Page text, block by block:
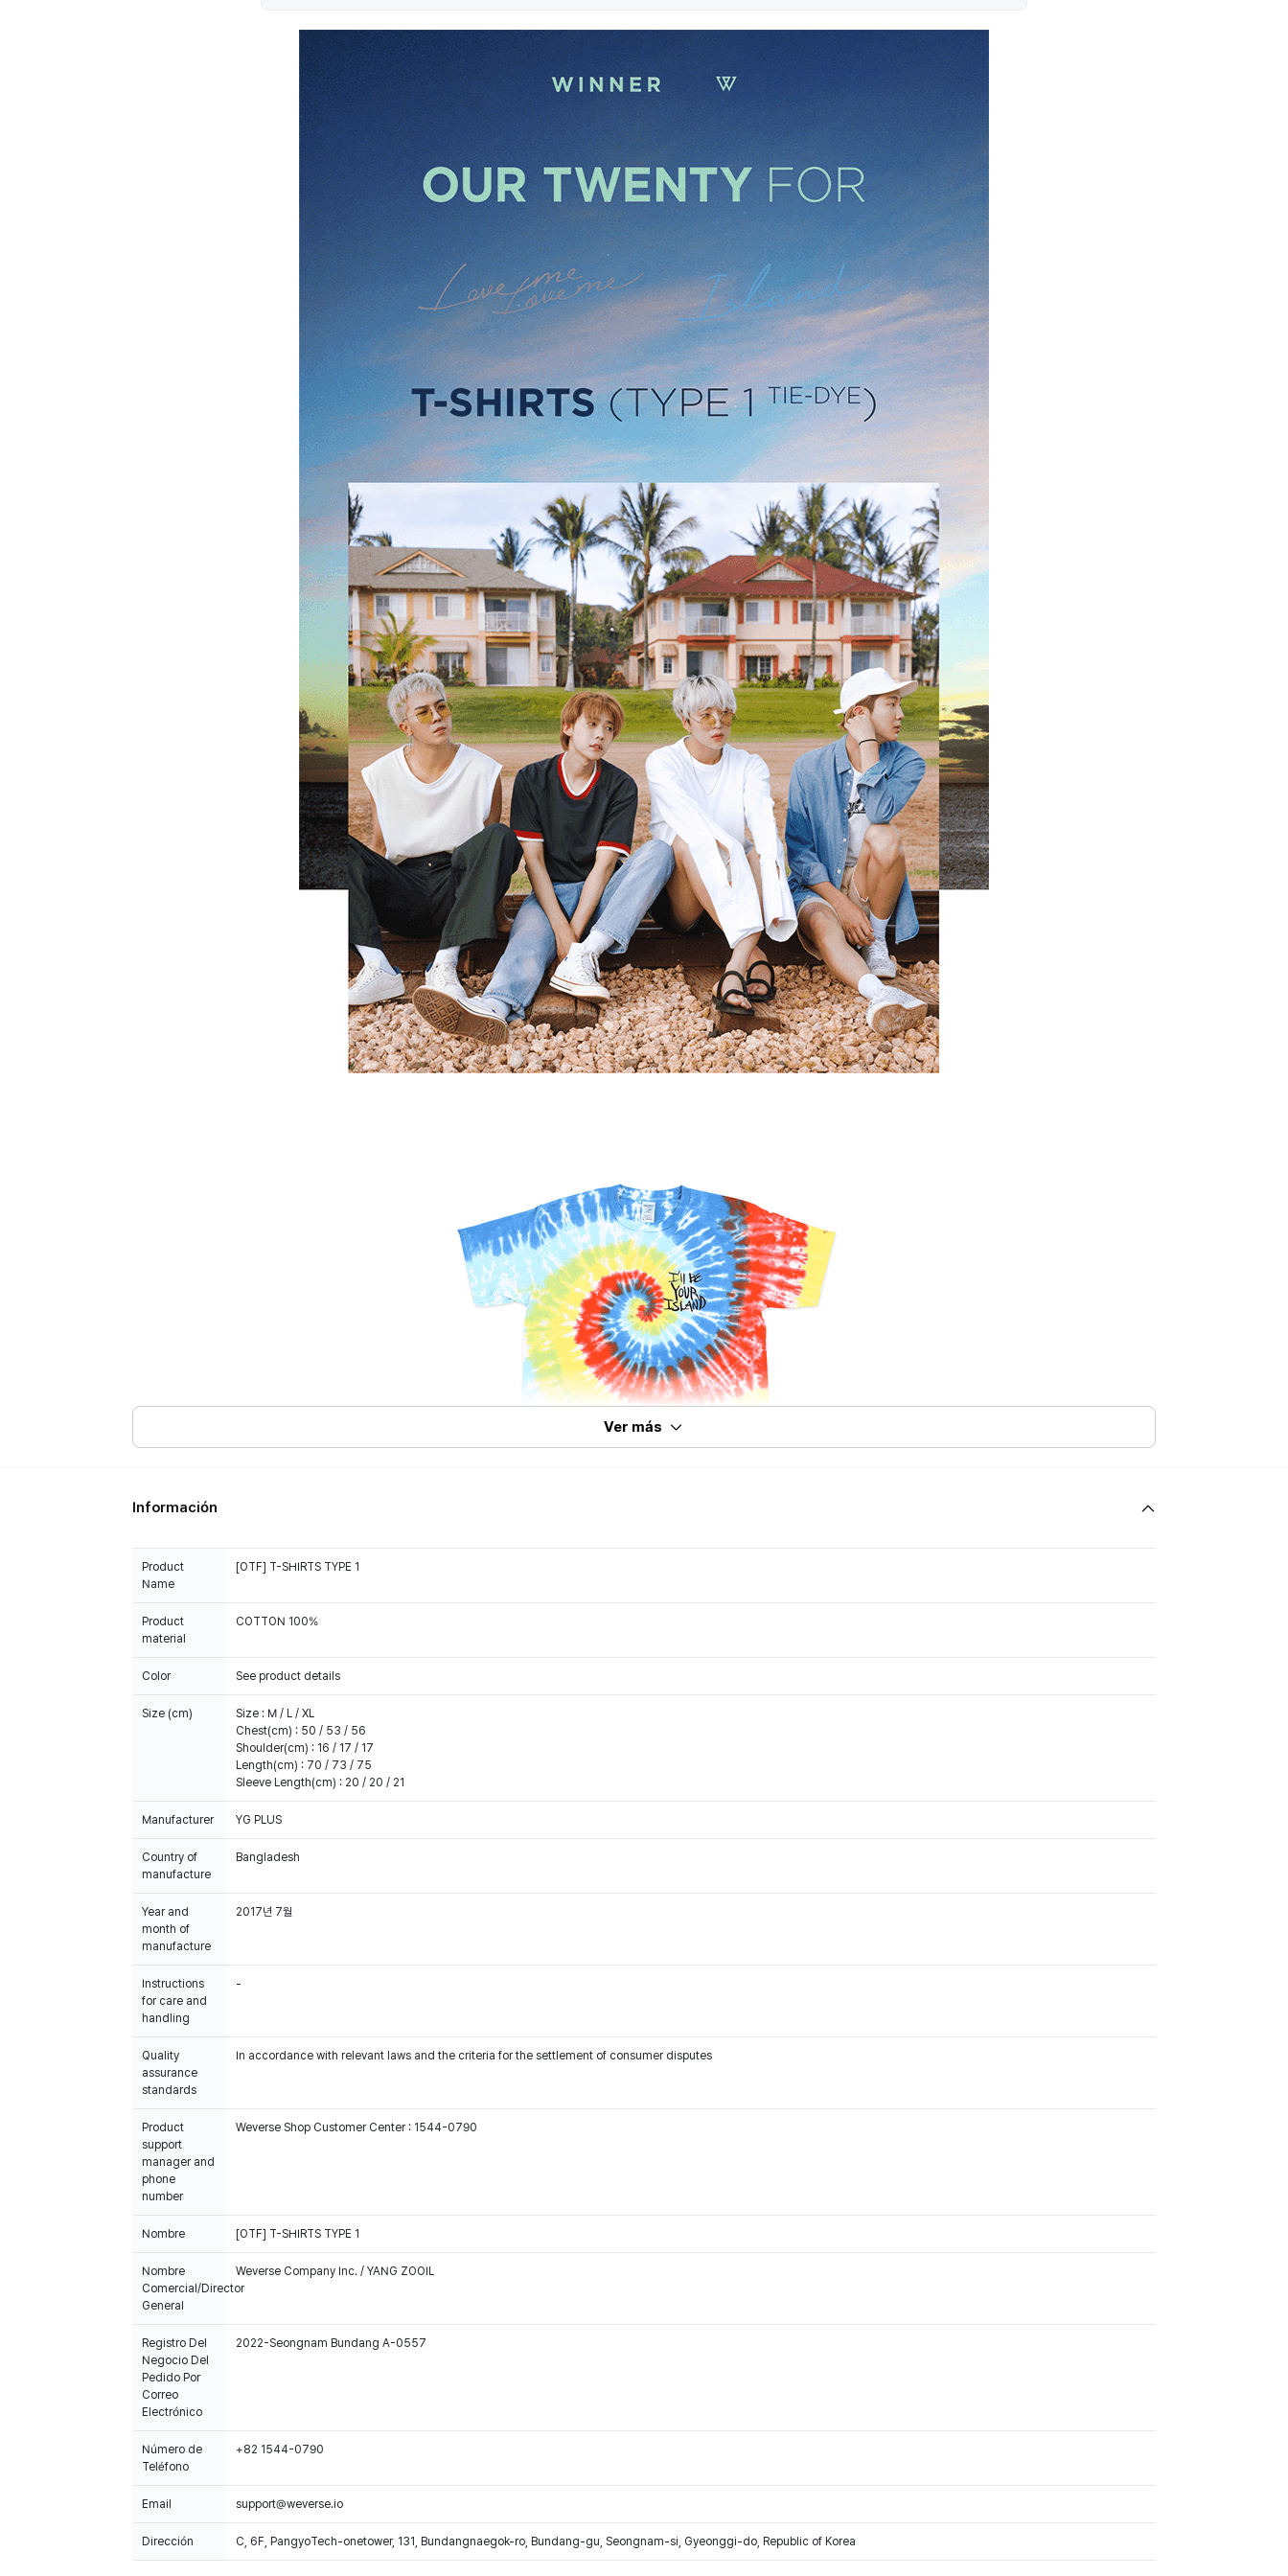
Ver más
Información
Product
Name
[OTF] T-SHIRTS TYPE 1
Product
material
COTTON 100%
Color See product details
Size (cm)
Size : M / L / XL
Chest(cm) : 50 / 53 / 56
Shoulder(cm) : 16 / 17 / 17
Length(cm) : 70 / 73 / 75
Sleeve Length(cm) : 20 / 20 / 21
Manufacturer YG PLUS
Country of
manufacture
Bangladesh
Year and
month of
manufacture
2017년 7월
Instructions
for care and
handling
-
Quality
assurance
standards
In accordance with relevant laws and the criteria for the settlement of consumer disputes
Product
support
manager and
phone
number
Weverse Shop Customer Center : 1544-0790
Nombre [OTF] T-SHIRTS TYPE 1
Nombre
Comercial/Director
General
Weverse Company Inc. / YANG ZOOIL
Registro Del
Negocio Del
Pedido Por
Correo
Electrónico
2022-Seongnam Bundang A-0557
Número de
Teléfono
+82 1544-0790
Email support@weverse.io
Dirección C, 6F, PangyoTech-onetower, 131, Bundangnaegok-ro, Bundang-gu, Seongnam-si, Gyeonggi-do, Republic of Korea